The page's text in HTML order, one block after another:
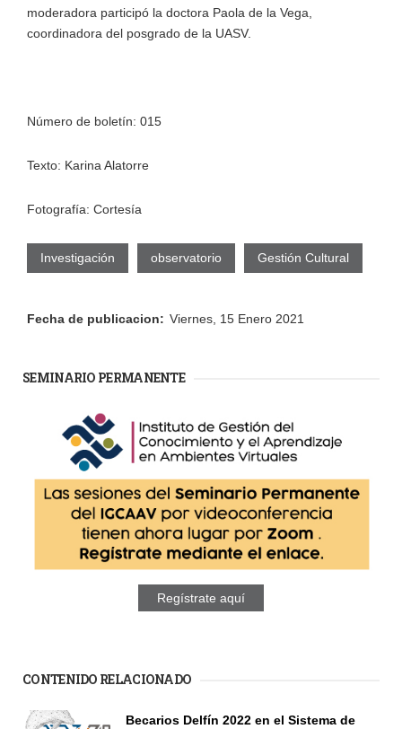
moderadora participó la doctora Paola de la Vega,
coordinadora del posgrado de la UASV.
Número de boletín: 015
Texto: Karina Alatorre
Fotografía: Cortesía
Investigación observatorio Gestión Cultural
Fecha de publicacion: Viernes, 15 Enero 2021
SEMINARIO PERMANENTE
Regístrate aquí
CONTENIDO RELACIONADO
Becarios Delfín 2022 en el Sistema de
Páginas